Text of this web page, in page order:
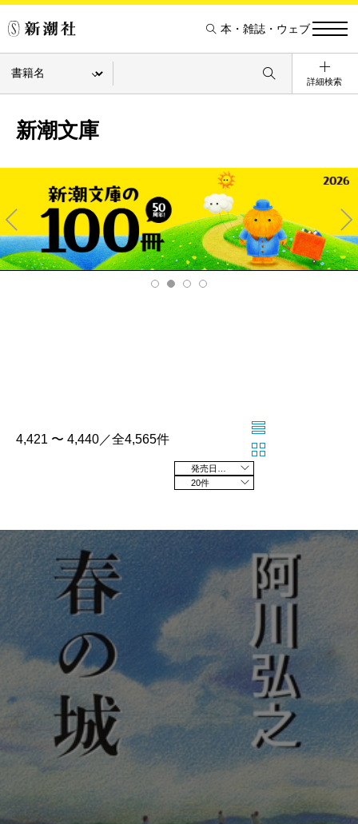
本・雑誌・ウェブ
詳細検索
新潮文庫
Pre
v
Ne
xt
4,421 〜 4,440／全4,565件
20件